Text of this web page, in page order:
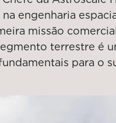
engenharia
missão
terrestre é
para o